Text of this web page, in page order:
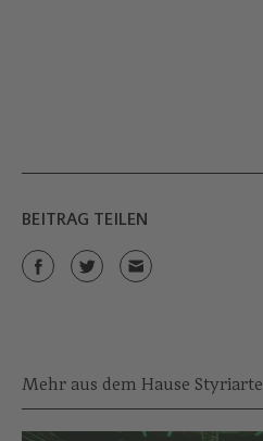
BEITRAG TEILEN
Mehr aus dem Hause Styriarte